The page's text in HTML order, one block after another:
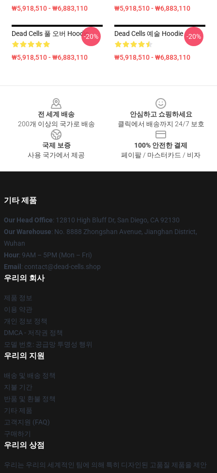
₩5,918,510 - ₩6,883,110 ₩5,918,510 - ₩6,883,110
Dead Cells 풀 오버 Hoodie
₩5,918,510 - ₩6,883,110
-20% Dead Cells 예술 Hoodie
₩5,918,510 - ₩6,883,110
-20%
전 세계 배송
200개 이상의 국가로 배송
안심하고 쇼핑하세요
클릭에서 배송까지 24/7 보호
국제 보증
사용 국가에서 제공
100% 안전한 결제
페이팔 / 마스터카드 / 비자
기타 제품
Our Head Office: 12810 High Bluff Dr, San Diego, CA 92130
Our Warehouse: No. 8888 Zhongshan Avenue, Jianghan District,
Wuhan
Hour: 9AM – 5PM (Mon – Fri)
Email : contact@dead-cells.shop
우리의 회사
제품 정보
이용 약관
개인 정보 정책
DMCA - 저작권 정책
모델 번호: 공급망 투명성 행위
우리의 지원
배송 및 배송 정책
지불 기간
반품 및 환불 정책
기타 제품
고객지원 (FAQ)
구매하기
우리의 상점
우리는 우리의 세계적인 팀에 의해 특히 디자인된 고품질 제품을 제안